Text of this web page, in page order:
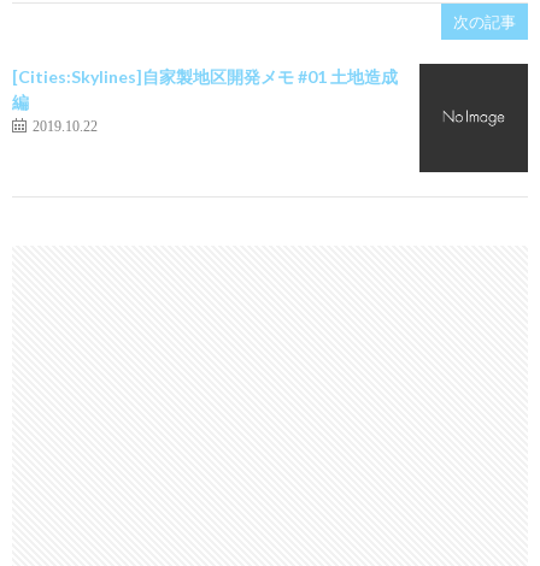
次の記事
[Cities:Skylines]自家製地区開発メモ #01 土地造成
編
2019.10.22